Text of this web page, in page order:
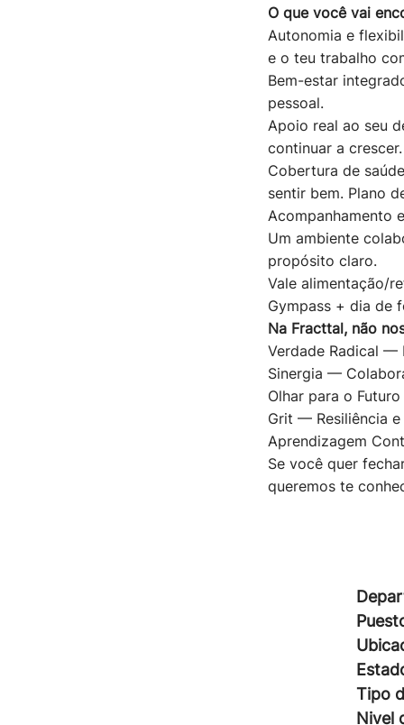
O que você vai
Autonomia e
e o teu trabalho
Bem-estar
pessoal.
Apoio real ao seu
continuar a crescer.
Cobertura de
sentir bem. Plano
Acompanhamento
Um ambiente
propósito claro.
Vale alimentação/
Gympass + dia de
Na Fracttal, não
Verdade Radical —
Sinergia —
Olhar para o
Grit — Resiliência
Aprendizagem
Se você quer
queremos te
Tipo
Nivel